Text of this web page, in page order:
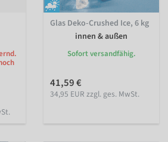
Glas Deko-Crushed Ice, 6 kg
innen & außen
Sofort versandfähig.
41,59 €
34,95 EUR zzgl. ges. MwSt.